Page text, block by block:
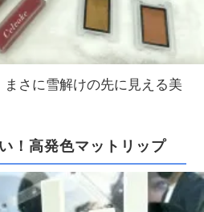
さに雪解けの先に見える美
！高発色マットリップ